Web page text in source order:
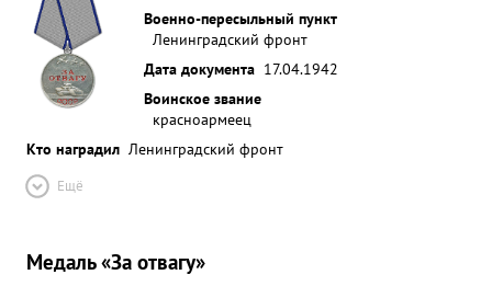
Военно-пересыльный пункт
Ленинградский фронт
Дата документа 17.04.1942
Воинское звание
красноармеец
Кто наградил Ленинградский фронт
Ещё
Медаль «За отвагу»